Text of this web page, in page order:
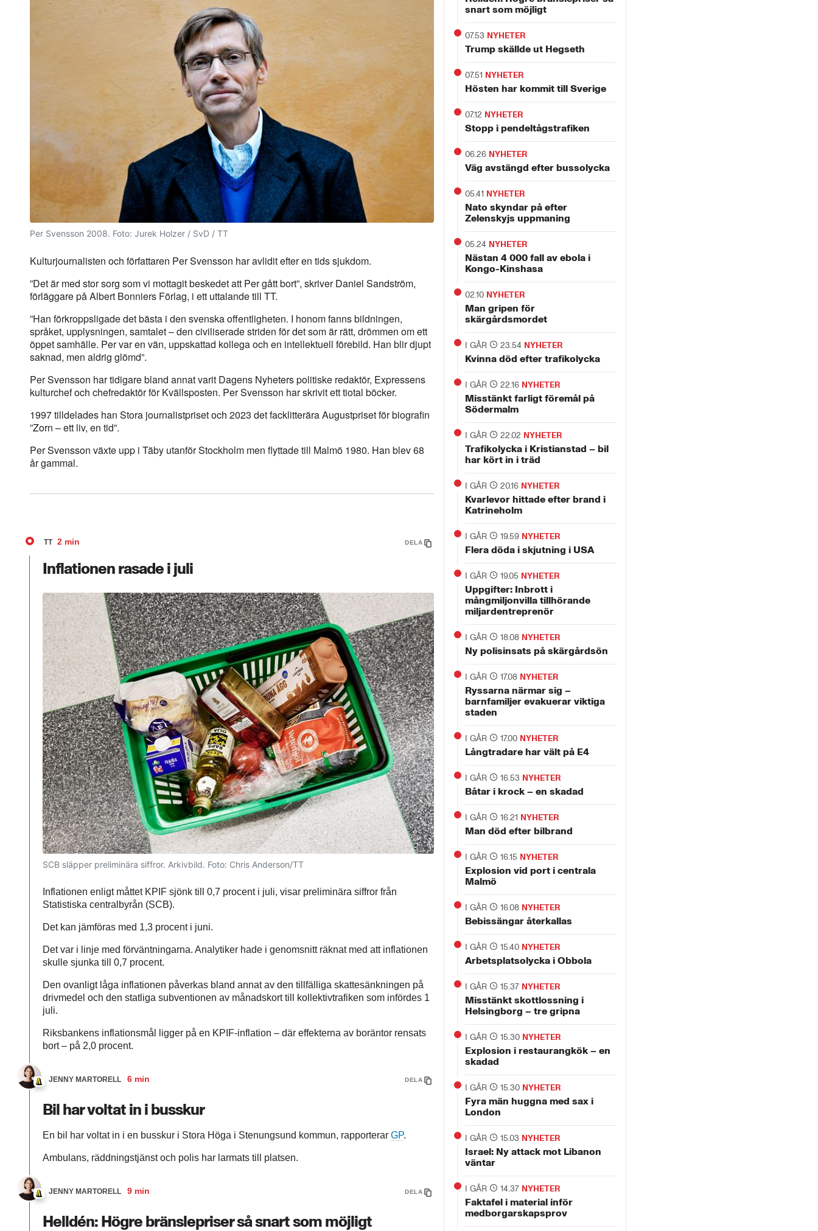
Per Svensson 2008. Foto: Jurek Holzer / SvD / TT
Kulturjournalisten och författaren Per Svensson har avlidit efter en tids sjukdom.
”Det är med stor sorg som vi mottagit beskedet att Per gått bort”, skriver Daniel Sandström,
förläggare på Albert Bonniers Förlag, i ett uttalande till TT.
”Han förkroppsligade det bästa i den svenska offentligheten. I honom fanns bildningen,
språket, upplysningen, samtalet – den civiliserade striden för det som är rätt, drömmen om ett
öppet samhälle. Per var en vän, uppskattad kollega och en intellektuell förebild. Han blir djupt
saknad, men aldrig glömd”.
Per Svensson har tidigare bland annat varit Dagens Nyheters politiske redaktör, Expressens
kulturchef och chefredaktör för Kvällsposten. Per Svensson har skrivit ett tiotal böcker.
1997 tilldelades han Stora journalistpriset och 2023 det facklitterära Augustpriset för biografin
”Zorn – ett liv, en tid”.
Per Svensson växte upp i Täby utanför Stockholm men flyttade till Malmö 1980. Han blev 68
år gammal.
TT 2 min DELA
Inflationen rasade i juli
SCB släpper preliminära siffror. Arkivbild. Foto: Chris Anderson/TT
Inflationen enligt måttet KPIF sjönk till 0,7 procent i juli, visar preliminära siffror från
Statistiska centralbyrån (SCB).
Det kan jämföras med 1,3 procent i juni.
Det var i linje med förväntningarna. Analytiker hade i genomsnitt räknat med att inflationen
skulle sjunka till 0,7 procent.
Den ovanligt låga inflationen påverkas bland annat av den tillfälliga skattesänkningen på
drivmedel och den statliga subventionen av månadskort till kollektivtrafiken som infördes 1
juli.
Riksbankens inflationsmål ligger på en KPIF-inflation – där effekterna av boräntor rensats
bort – på 2,0 procent.
JENNY MARTORELL 6 min DELA
Bil har voltat in i busskur
En bil har voltat in i en busskur i Stora Höga i Stenungsund kommun, rapporterar GP.
Ambulans, räddningstjänst och polis har larmats till platsen.
JENNY MARTORELL 9 min DELA
Helldén: Högre bränslepriser så snart som möjligt
snart som möjligt
07.53 NYHETER
Trump skällde ut Hegseth
07.51 NYHETER
Hösten har kommit till Sverige
07.12 NYHETER
Stopp i pendeltågstrafiken
06.26 NYHETER
Väg avstängd efter bussolycka
05.41 NYHETER
Nato skyndar på efter
Zelenskyjs uppmaning
05.24 NYHETER
Nästan 4 000 fall av ebola i
Kongo-Kinshasa
02.10 NYHETER
Man gripen för
skärgårdsmordet
I GÅR 23.54 NYHETER
Kvinna död efter trafikolycka
I GÅR 22.16 NYHETER
Misstänkt farligt föremål på
Södermalm
I GÅR 22.02 NYHETER
Trafikolycka i Kristianstad – bil
har kört in i träd
I GÅR 20.16 NYHETER
Kvarlevor hittade efter brand i
Katrineholm
I GÅR 19.59 NYHETER
Flera döda i skjutning i USA
I GÅR 19.05 NYHETER
Uppgifter: Inbrott i
mångmiljonvilla tillhörande
miljardentreprenör
I GÅR 18.08 NYHETER
Ny polisinsats på skärgårdsön
I GÅR 17.08 NYHETER
Ryssarna närmar sig –
barnfamiljer evakuerar viktiga
staden
I GÅR 17.00 NYHETER
Långtradare har vält på E4
I GÅR 16.53 NYHETER
Båtar i krock – en skadad
I GÅR 16.21 NYHETER
Man död efter bilbrand
I GÅR 16.15 NYHETER
Explosion vid port i centrala
Malmö
I GÅR 16.08 NYHETER
Bebissängar återkallas
I GÅR 15.40 NYHETER
Arbetsplatsolycka i Obbola
I GÅR 15.37 NYHETER
Misstänkt skottlossning i
Helsingborg – tre gripna
I GÅR 15.30 NYHETER
Explosion i restaurangkök – en
skadad
I GÅR 15.30 NYHETER
Fyra män huggna med sax i
London
I GÅR 15.03 NYHETER
Israel: Ny attack mot Libanon
väntar
I GÅR 14.37 NYHETER
Faktafel i material inför
medborgarskapsprov